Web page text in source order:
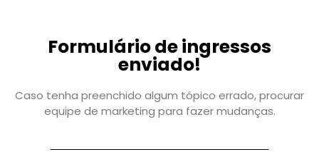
Formulário de ingressos
enviado!
Caso tenha preenchido algum tópico errado, procurar
equipe de marketing para fazer mudanças.